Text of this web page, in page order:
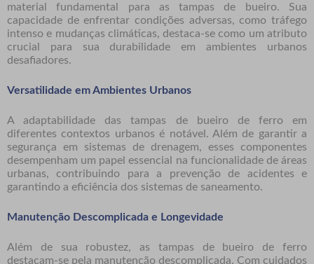
material fundamental para as tampas de bueiro. Sua
capacidade de enfrentar condições adversas, como tráfego
intenso e mudanças climáticas, destaca-se como um atributo
crucial para sua durabilidade em ambientes urbanos
desafiadores.
Versatilidade em Ambientes Urbanos
A adaptabilidade das tampas de bueiro de ferro em
diferentes contextos urbanos é notável. Além de garantir a
segurança em sistemas de drenagem, esses componentes
desempenham um papel essencial na funcionalidade de áreas
urbanas, contribuindo para a prevenção de acidentes e
garantindo a eficiência dos sistemas de saneamento.
Manutenção Descomplicada e Longevidade
Além de sua robustez, as tampas de bueiro de ferro
destacam-se pela manutenção descomplicada. Com cuidados